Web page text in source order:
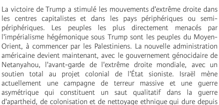
La victoire de Trump a stimulé les mouvements d'extrême droite dans
les centres capitalistes et dans les pays périphériques ou semi-
périphériques. Les peuples les plus directement menacés par
l'impérialisme hégémonique sous Trump sont les peuples du Moyen-
Orient, à commencer par les Palestiniens. La nouvelle administration
américaine devient maintenant, avec le gouvernement génocidaire de
Netanyahou, l'avant-garde de l'extrême droite mondiale, avec un
soutien total au projet colonial de l'État sioniste. Israël mène
actuellement une campagne de terreur massive et une guerre
asymétrique qui constituent un saut qualitatif dans la guerre
d'apartheid, de colonisation et de nettoyage ethnique qui dure depuis